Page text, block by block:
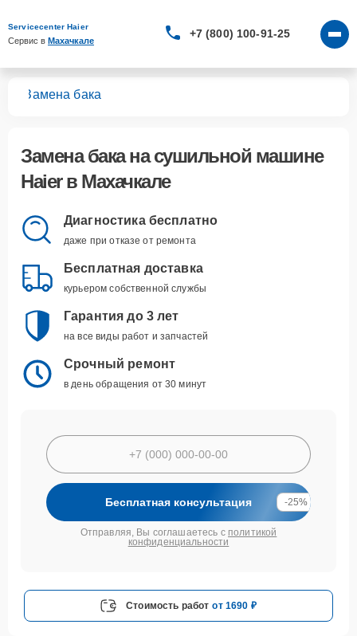
Servicecenter Haier
Сервис в Махачкале
+7 (800) 100-91-25
Замена бака
Замена бакана сушильной машине
Haier в Махачкале
Диагностика бесплатно
даже при отказе от ремонта
Бесплатная доставка
курьером собственной службы
Гарантия до 3 лет
на все виды работ и запчастей
Срочный ремонт
в день обращения от 30 минут
Бесплатная консультация -25%
Отправляя, Вы соглашаетесь с политикой
конфиденциальности
Стоимость работ от 1690 ₽